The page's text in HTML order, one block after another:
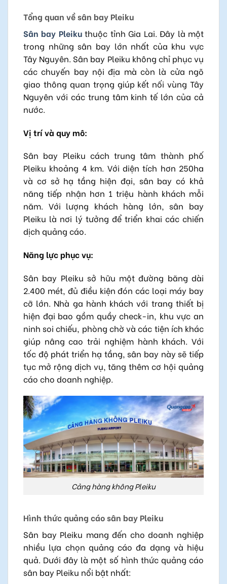
Tổng quan về sân bay Pleiku
Sân bay Pleikuthuộc tỉnh Gia Lai. Đây là một
trong những sân bay lớn nhất của khu vực
Tây Nguyên. Sân bay Pleiku không chỉ phục vụ
các chuyến bay nội địa mà còn là cửa ngõ
giao thông quan trọng giúp kết nối vùng Tây
Nguyên với các trung tâm kinh tế lớn của cả
nước.
Vị trí và quy mô:
Sân bay Pleiku cách trung tâm thành phố
Pleiku khoảng 4 km. Với diện tích hơn 250ha
và cơ sở hạ tầng hiện đại, sân bay có khả
năng tiếp nhận hơn 1 triệu hành khách mỗi
năm. Với lượng khách hàng lớn, sân bay
Pleiku là nơi lý tưởng để triển khai các chiến
dịch quảng cáo.
Năng lực phục vụ:
Sân bay Pleiku sở hữu một đường băng dài
2.400 mét, đủ điều kiện đón các loại máy bay
cỡ lớn. Nhà ga hành khách với trang thiết bị
hiện đại bao gồm quầy check-in, khu vực an
ninh soi chiếu, phòng chờ và các tiện ích khác
giúp nâng cao trải nghiệm hành khách. Với
tốc độ phát triển hạ tầng, sân bay này sẽ tiếp
tục mở rộng dịch vụ, tăng thêm cơ hội quảng
cáo cho doanh nghiệp.
Cảng hàng không Pleiku
Hình thức quảng cáo sân bay Pleiku
Sân bay Pleiku mang đến cho doanh nghiệp
nhiều lựa chọn quảng cáo đa dạng và hiệu
quả. Dưới đây là một số hình thức quảng cáo
sân bay Pleiku nổi bật nhất: